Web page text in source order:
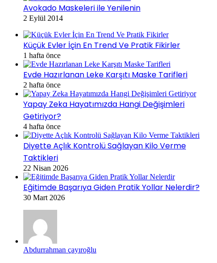
Avokado Maskeleri ile Yenilenin
2 Eylül 2014
Küçük Evler İçin En Trend Ve Pratik Fikirler
1 hafta önce
Evde Hazırlanan Leke Karşıtı Maske Tarifleri
2 hafta önce
Yapay Zeka Hayatımızda Hangi Değişimleri
Getiriyor?
4 hafta önce
Diyette Açlık Kontrolü Sağlayan Kilo Verme
Taktikleri
22 Nisan 2026
Eğitimde Başarıya Giden Pratik Yollar Nelerdir?
30 Mart 2026
Abdurrahman çayıroğlu